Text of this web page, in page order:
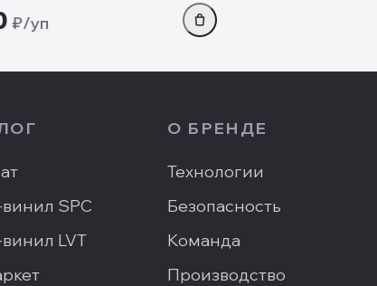
₽/уп
SPC
LVT
О БРЕНДЕ
Технологии
Безопасность
Команда
Производство